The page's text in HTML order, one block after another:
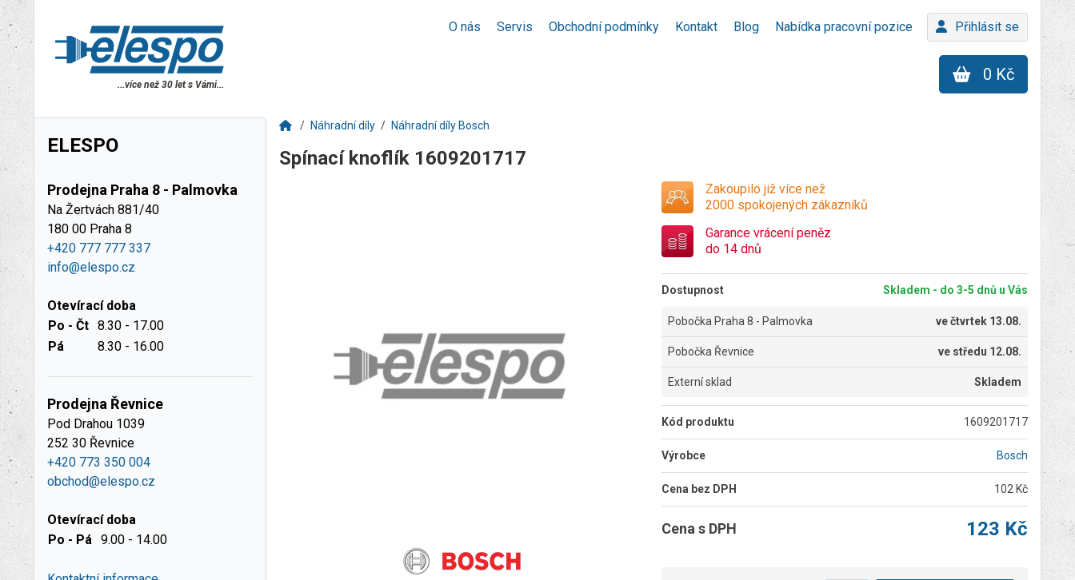
O nás Servis Obchodní podmínky Kontakt Blog Nabídka pracovní pozice Přihlásit se
...více než 30 let s Vámi...
0 Kč
ELESPO
Prodejna Praha 8 - Palmovka
Na Žertvách 881/40
180 00 Praha 8
+420 777 777 337
info@elespo.cz
Otevírací doba
Po - Čt 8.30 - 17.00
Pá
8.30 - 16.00
Prodejna Řevnice
Pod Drahou 1039
252 30 Řevnice
+420 773 350 004
obchod@elespo.cz
Otevírací doba
Po - Pá 9.00 - 14.00
Náhradní díly Náhradní díly Bosch
Spínací knoflík 1609201717
Zakoupilo již více než
2000 spokojených zákazníků
Garance vrácení peněz
do 14 dnů
Dostupnost Skladem - do 3-5 dnů u Vás
Pobočka Praha 8 - Palmovka večtvrtek 13.08.
Pobočka Řevnice ve středu 12.08.
Externí sklad Skladem
Kód produktu 1609201717
Výrobce Bosch
Cena bez DPH 102 Kč
Cena s DPH 123 Kč